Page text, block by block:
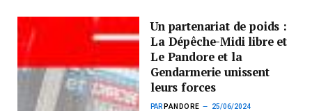
Un partenariat de poids :
La Dépêche-Midi libre et
Le Pandore et la
Gendarmerie unissent
leurs forces
PAR PANDORE 25/06/2024